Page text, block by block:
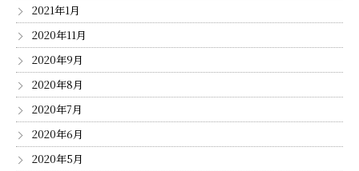
2021年1月
2020年11月
2020年9月
2020年8月
2020年7月
2020年6月
2020年5月